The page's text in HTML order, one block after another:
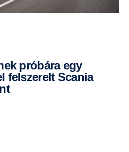
felszerelt Scania